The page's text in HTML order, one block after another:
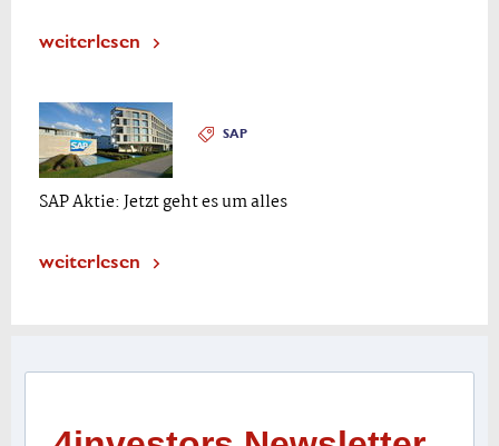
weiterlesen
SAP
SAP Aktie: Jetzt geht es um alles
weiterlesen